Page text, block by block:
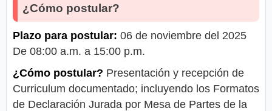
¿Cómo postular?
Plazo para postular: 06 de noviembre del 2025
De 08:00 a.m. a 15:00 p.m.
¿Cómo postular? Presentación y recepción de
Curriculum documentado; incluyendo los Formatos
de Declaración Jurada por Mesa de Partes de la